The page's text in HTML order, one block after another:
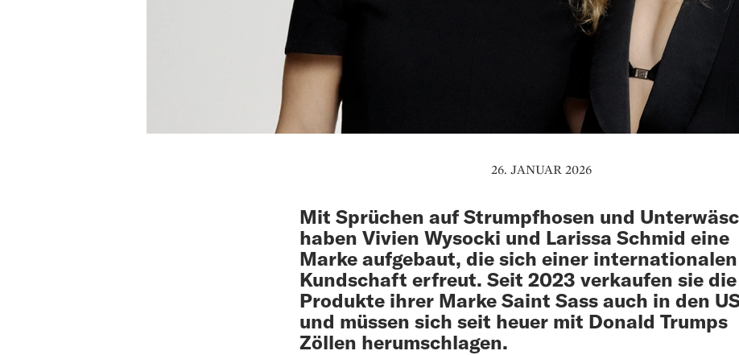
26. JANUAR 2026
Mit Sprüchen auf Strumpfhosen und
haben Vivien Wysocki und Larissa Schmid eine
Marke aufgebaut, die sich einer internationalen
Kundschaft erfreut. Seit 2023 verkaufen sie die
Produkte ihrer Marke Saint Sass auch in den
und müssen sich seit heuer mit Donald Trumps
Zöllen herumschlagen.